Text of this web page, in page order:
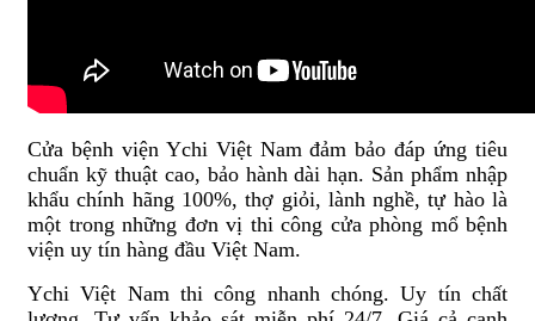
Cửa bệnh viện Ychi Việt Nam đảm bảo đáp ứng tiêu
chuẩn kỹ thuật cao, bảo hành dài hạn. Sản phẩm nhập
khẩu chính hãng 100%, thợ giỏi, lành nghề, tự hào là
một trong những đơn vị thi công cửa phòng mổ bệnh
viện uy tín hàng đầu Việt Nam.
Ychi Việt Nam thi công nhanh chóng. Uy tín chất